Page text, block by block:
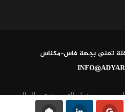
تعنى بجهة فاس-مكناس
ومسؤول التحرير: عبد العالي
القاطي